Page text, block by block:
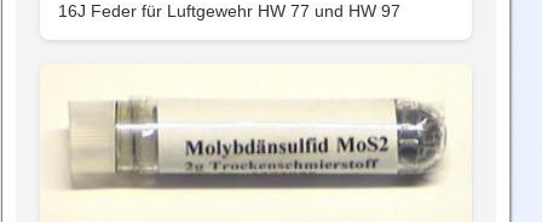
16J Feder für Luftgewehr HW 77 und HW 97